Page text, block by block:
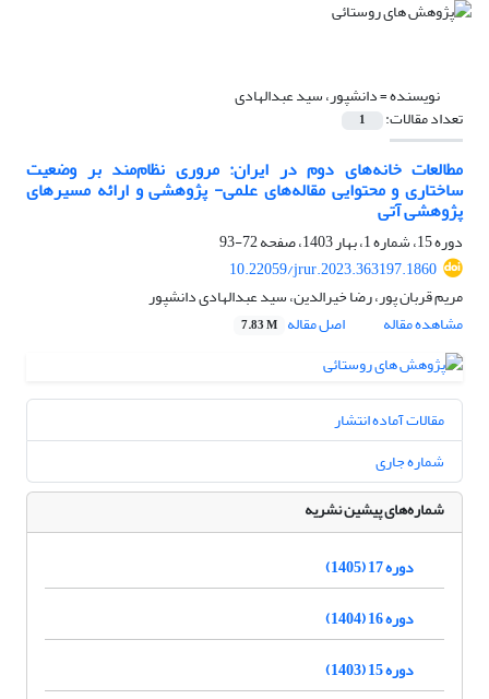
نویسنده =دانشپور، سید عبدالهادی
تعداد مقالات: 1
مطالعات خانه‌های دوم در ایران: مروری نظام‌مند بر وضعیت
ساختاری و محتوایی مقاله‌های علمی- پژوهشی و ارائه مسیرهای
پژوهشی آتی
دوره 15، شماره 1، بهار 1403، صفحه
72-93
10.22059/jrur.2023.363197.1860
مریم قربان پور، رضا خیرالدین، سید عبدالهادی دانشپور
مشاهده مقاله
اصل مقاله 7.83 M
مقالات آماده انتشار
شماره جاری
شماره‌های پیشین نشریه
دوره 17 (1405)
دوره 16 (1404)
دوره 15 (1403)